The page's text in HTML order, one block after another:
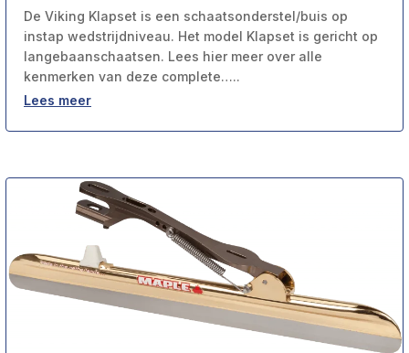
De Viking Klapset is een schaatsonderstel/buis op
instap wedstrijdniveau. Het model Klapset is gericht op
langebaanschaatsen. Lees hier meer over alle
kenmerken van deze complete…..
Lees meer